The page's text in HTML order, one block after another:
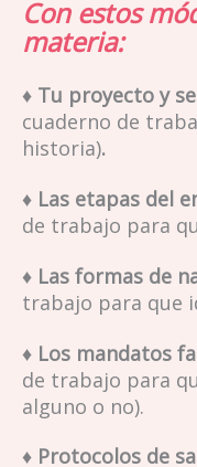
Con estos
materia:
♦ Tu proyecto y
cuaderno de
historia).
♦ Las etapas del
de trabajo para
♦ Las formas de
trabajo para que
♦ Los mandatos
de trabajo para
alguno o no).
♦ Protocolos de